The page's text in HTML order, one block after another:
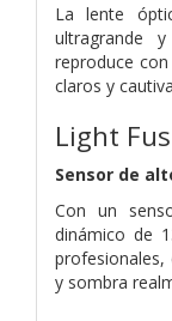
La lente
ultragrande
reproduce
claros y
Light
Sensor de
Con un
dinámico de
profesionales,
y sombra